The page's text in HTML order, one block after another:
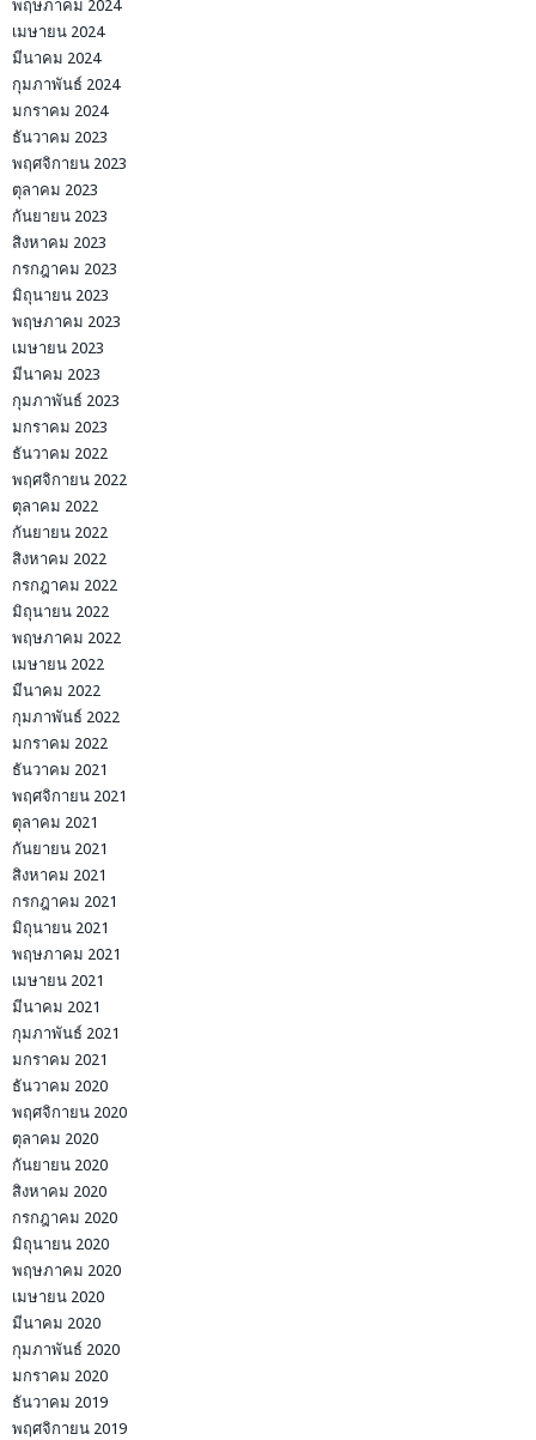
พฤษภาคม 2024
เมษายน 2024
มีนาคม 2024
กุมภาพันธ์ 2024
มกราคม 2024
ธันวาคม 2023
พฤศจิกายน 2023
ตุลาคม 2023
กันยายน 2023
สิงหาคม 2023
กรกฎาคม 2023
มิถุนายน 2023
พฤษภาคม 2023
เมษายน 2023
มีนาคม 2023
กุมภาพันธ์ 2023
มกราคม 2023
ธันวาคม 2022
พฤศจิกายน 2022
ตุลาคม 2022
กันยายน 2022
สิงหาคม 2022
กรกฎาคม 2022
มิถุนายน 2022
พฤษภาคม 2022
เมษายน 2022
มีนาคม 2022
กุมภาพันธ์ 2022
มกราคม 2022
ธันวาคม 2021
พฤศจิกายน 2021
ตุลาคม 2021
กันยายน 2021
สิงหาคม 2021
กรกฎาคม 2021
มิถุนายน 2021
พฤษภาคม 2021
เมษายน 2021
มีนาคม 2021
กุมภาพันธ์ 2021
มกราคม 2021
ธันวาคม 2020
พฤศจิกายน 2020
ตุลาคม 2020
กันยายน 2020
สิงหาคม 2020
กรกฎาคม 2020
มิถุนายน 2020
พฤษภาคม 2020
เมษายน 2020
มีนาคม 2020
กุมภาพันธ์ 2020
มกราคม 2020
ธันวาคม 2019
พฤศจิกายน 2019